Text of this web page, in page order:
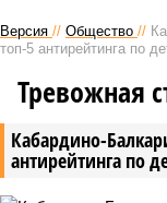
Версия // Общество //
топ-5 антирейтинга по
Кабардино-
антирейтинга по
Тревожная